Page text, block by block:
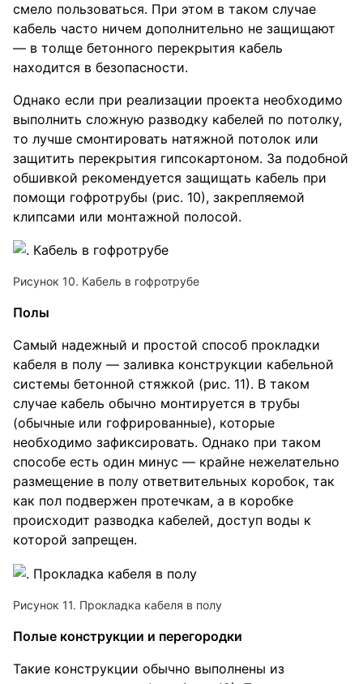
смело пользоваться. При этом в таком случае
кабель часто ничем дополнительно не защищают
— в толще бетонного перекрытия кабель
находится в безопасности.
Однако если при реализации проекта необходимо
выполнить сложную разводку кабелей по потолку,
то лучше смонтировать натяжной потолок или
защитить перекрытия гипсокартоном. За подобной
обшивкой рекомендуется защищать кабель при
помощи гофротрубы (рис. 10), закрепляемой
клипсами или монтажной полосой.
Рисунок 10. Кабель в гофротрубе
Полы
Самый надежный и простой способ прокладки
кабеля в полу — заливка конструкции кабельной
системы бетонной стяжкой (рис. 11). В таком
случае кабель обычно монтируется в трубы
(обычные или гофрированные), которые
необходимо зафиксировать. Однако при таком
способе есть один минус — крайне нежелательно
размещение в полу ответвительных коробок, так
как пол подвержен протечкам, а в коробке
происходит разводка кабелей, доступ воды к
которой запрещен.
Рисунок 11. Прокладка кабеля в полу
Полые конструкции и перегородки
Такие конструкции обычно выполнены из